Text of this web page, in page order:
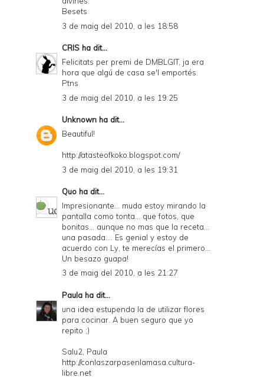
Besets
3 de maig del 2010, a les 18:58
CRIS ha dit...
Felicitats per premi de DMBLGIT, ja era
hora que algú de casa se'l emportés.
Ptns
3 de maig del 2010, a les 19:25
Unknown ha dit...
Beautiful!
http://atasteofkoko.blogspot.com/
3 de maig del 2010, a les 19:31
Quo ha dit...
Impresionante... muda estoy mirando la
pantalla como tonta... que fotos, que
bonitas... aunque no mas que la receta...
una pasada.... Es genial y estoy de
acuerdo con Ly, te merecías el primero...
Un besazo guapa!
3 de maig del 2010, a les 21:27
Paula ha dit...
una idea estupenda la de utilizar flores
para cocinar. A buen seguro que yo
repito ;)
Salu2, Paula
http://conlaszarpasenlamasa.cultura-
libre.net